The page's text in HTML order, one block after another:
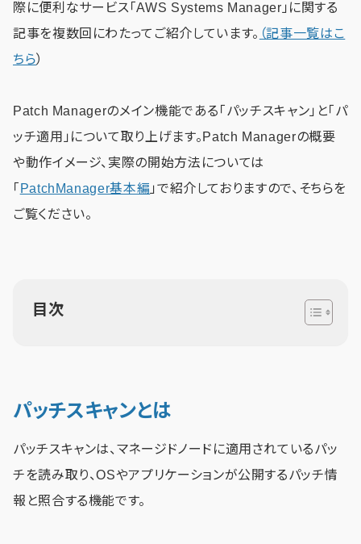
際に便利なサービス「AWS Systems Manager」に関する
記事を複数回にわたってご紹介しています。 （記事一覧はこ
ちら）
Patch Managerのメイン機能である「パッチスキャン」と「パ
ッチ適用」について取り上げます。Patch Managerの概要
や動作イメージ、実際の開始方法については
「 PatchManager基本編 」で紹介しておりますので、そちらを
ご覧ください。
目次
パッチスキャンとは
パッチスキャンは、マネージドノードに適用されているパッ
チを読み取り、OSやアプリケーションが公開するパッチ情
報と照合する機能です。